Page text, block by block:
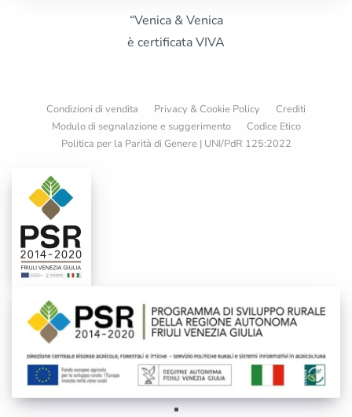
“Venica & Venica
è certificata VIVA
Condizioni di vendita Privacy & Cookie Policy
Crediti
Modulo di segnalazione e suggerimento
Codice Etico
Politica per la Parità di Genere | UNI/PdR 125:2022